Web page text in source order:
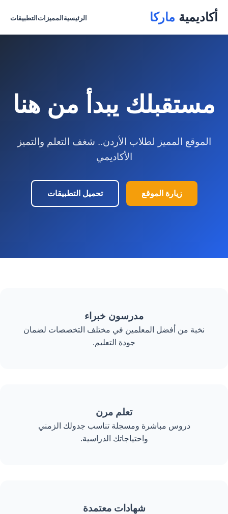
أكاديمية ماركا الرئيسيةالمميزاتالتطبيقات
مستقبلك يبدأ من هنا
الموقع المميز لطلاب الأردن.. شغف التعلم والتميز
الأكاديمي
زيارة الموقع تحميل التطبيقات
مدرسون خبراء
نخبة من أفضل المعلمين في مختلف التخصصات لضمان
جودة التعليم.
تعلم مرن
دروس مباشرة ومسجلة تناسب جدولك الزمني
واحتياجاتك الدراسية.
شهادات معتمدة